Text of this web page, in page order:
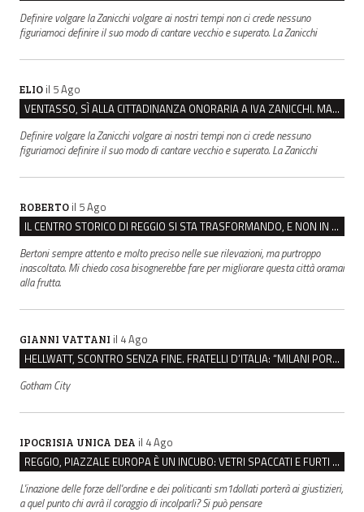
Definire volgare la Zanicchi volgare ai nostri tempi non ci crede nessuno
figuriamoci definire il suo modo di cantare vecchio e superato. La Zanicchi
ELIO il 5 Ago
VENTASSO, SÌ ALLA CITTADINANZA ONORARIA A IVA ZANICCHI. MA BARGIACCHI: “È DI PESSIMO GUSTO”
Definire volgare la Zanicchi volgare ai nostri tempi non ci crede nessuno
figuriamoci definire il suo modo di cantare vecchio e superato. La Zanicchi
ROBERTO il 5 Ago
IL CENTRO STORICO DI REGGIO SI STA TRASFORMANDO, E NON IN MEGLIO
Bertoni sempre attento e molto preciso nelle sue rilevazioni, ma purtroppo
inascoltato. Mi chiedo cosa bisognerebbe fare per migliorare questa città oramai
alla frutta.
GIANNI VATTANI il 4 Ago
HELLWATT, SCONTRO SENZA FINE. FRATELLI D’ITALIA: “MILANI PORTA DOCUMENTI, DE FRANCO INSULTI”
Gotham City
IPOCRISIA UNICA DEA il 4 Ago
REGGIO, PIAZZALE EUROPA È UN INCUBO: VETRI SPACCATI E FURTI SULLE AUTO IN SOSTA
L'inazione delle forze dell'ordine e dei politicanti sm1dollati porterà ai giustizieri,
a quel punto chi avrà il coraggio di incolparli? Si può pensare